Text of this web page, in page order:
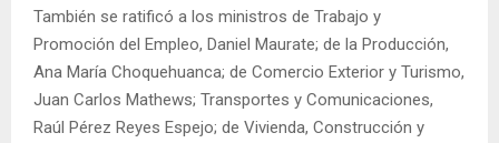
También se ratificó a los ministros de Trabajo y
Promoción del Empleo, Daniel Maurate; de la Producción,
Ana María Choquehuanca; de Comercio Exterior y Turismo,
Juan Carlos Mathews; Transportes y Comunicaciones,
Raúl Pérez Reyes Espejo; de Vivienda, Construcción y